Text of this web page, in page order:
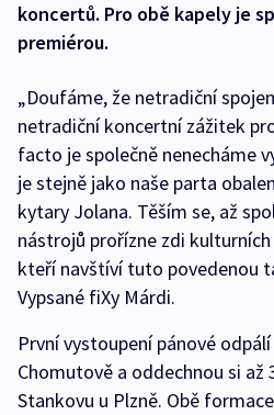
koncertů. Pro obě kapely je
premiérou.
„Doufáme, že netradiční
netradiční koncertní zážitek
facto je společně nenecháme
je stejně jako naše parta
kytary Jolana. Těším se, až
nástrojů prořízne zdi
kteří navštíví tuto povedenou
Vypsané fiXy Márdi.
První vystoupení pánové
Chomutově a oddechnou si až
Stankovu u Plzně. Obě